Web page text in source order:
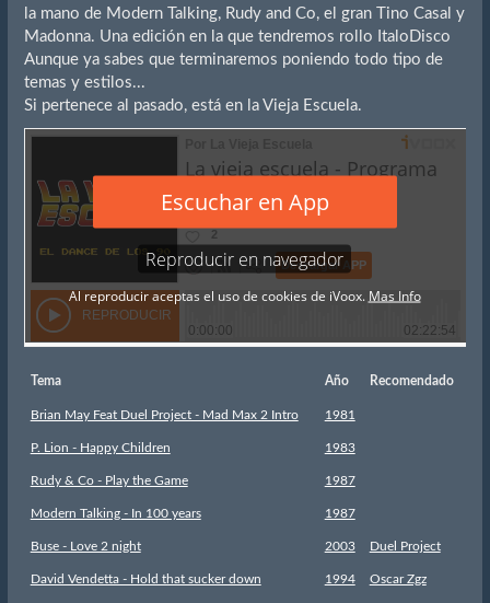
la mano de Modern Talking, Rudy and Co, el gran Tino Casal y
Madonna. Una edición en la que tendremos rollo ItaloDisco
Aunque ya sabes que terminaremos poniendo todo tipo de
temas y estilos...
Si pertenece al pasado, está en la Vieja Escuela.
Tema Año Recomendado
Brian May Feat Duel Project - Mad Max 2 Intro 1981
P. Lion - Happy Children 1983
Rudy & Co - Play the Game 1987
Modern Talking - In 100 years 1987
Buse - Love 2 night 2003 Duel Project
David Vendetta - Hold that sucker down 1994 Oscar Zgz